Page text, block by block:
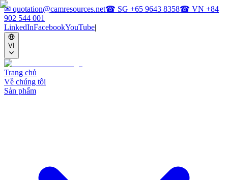
✉ quotation@camresources.net☎ SG +65 9643 8358☎ VN +84
902 544 001
LinkedInFacebookYouTube|
VI
Trang chủ
Về chúng tôi
Sản phẩm